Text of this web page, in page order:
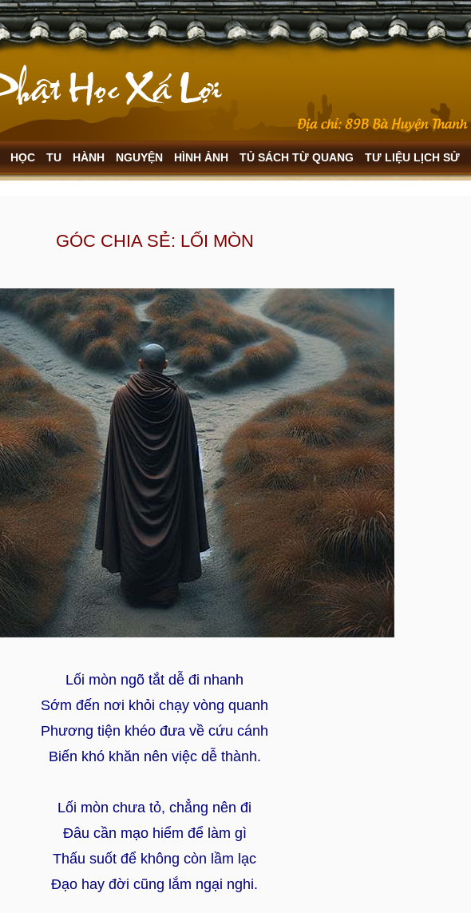
HỌC TU HÀNH NGUYỆN HÌNH ẢNH TỦ SÁCH TỪ QUANG TƯ LIỆU LỊCH SỬ
GÓC CHIA SẺ: LỐI MÒN
Lối mòn ngõ tắt dễ đi nhanh
Sớm đến nơi khỏi chạy vòng quanh
Phương tiện khéo đưa về cứu cánh
Biến khó khăn nên việc dễ thành.
Lối mòn chưa tỏ, chẳng nên đi
Đâu cần mạo hiểm để làm gì
Thấu suốt để không còn lầm lạc
Đạo hay đời cũng lắm ngại nghi.